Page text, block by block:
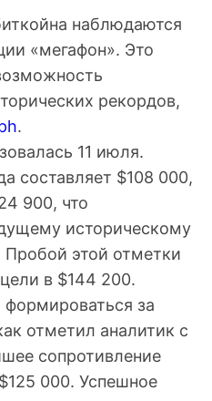
наблюдаются
«мегафон». Это
рекордов,
.
11 июля.
составляет $108 000,
900, что
историческому
этой отметки
в $144 200.
формироваться за
отметил аналитик с
сопротивление
000. Успешное